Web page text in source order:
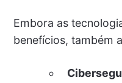
Embora as
benefícios, também